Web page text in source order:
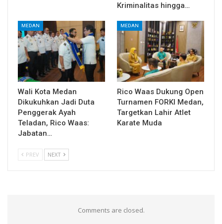
Kriminalitas hingga…
MEDAN
Wali Kota Medan
Dikukuhkan Jadi Duta
Penggerak Ayah
Teladan, Rico Waas:
Jabatan…
MEDAN
Rico Waas Dukung Open
Turnamen FORKI Medan,
Targetkan Lahir Atlet
Karate Muda
PREV NEXT
Comments are closed.